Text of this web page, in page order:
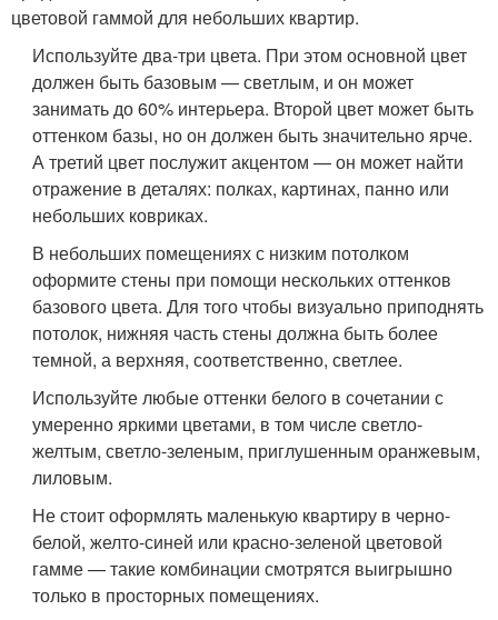
цветовой гаммой для небольших квартир.
Используйте два-три цвета. При этом основной цвет
должен быть базовым — светлым, и он может
занимать до 60% интерьера. Второй цвет может быть
оттенком базы, но он должен быть значительно ярче.
А третий цвет послужит акцентом — он может найти
отражение в деталях: полках, картинах, панно или
небольших ковриках.
В небольших помещениях с низким потолком
оформите стены при помощи нескольких оттенков
базового цвета. Для того чтобы визуально приподнять
потолок, нижняя часть стены должна быть более
темной, а верхняя, соответственно, светлее.
Используйте любые оттенки белого в сочетании с
умеренно яркими цветами, в том числе светло-
желтым, светло-зеленым, приглушенным оранжевым,
лиловым.
Не стоит оформлять маленькую квартиру в черно-
белой, желто-синей или красно-зеленой цветовой
гамме — такие комбинации смотрятся выигрышно
только в просторных помещениях.